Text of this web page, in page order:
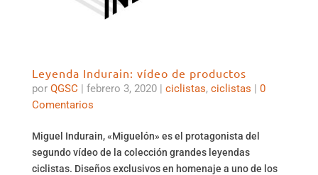
Leyenda Indurain: vídeo de productos
por QGSC | febrero 3, 2020 | ciclistas, ciclistas | 0
Comentarios
Miguel Indurain, «Miguelón» es el protagonista del
segundo vídeo de la colección grandes leyendas
ciclistas. Diseños exclusivos en homenaje a uno de los